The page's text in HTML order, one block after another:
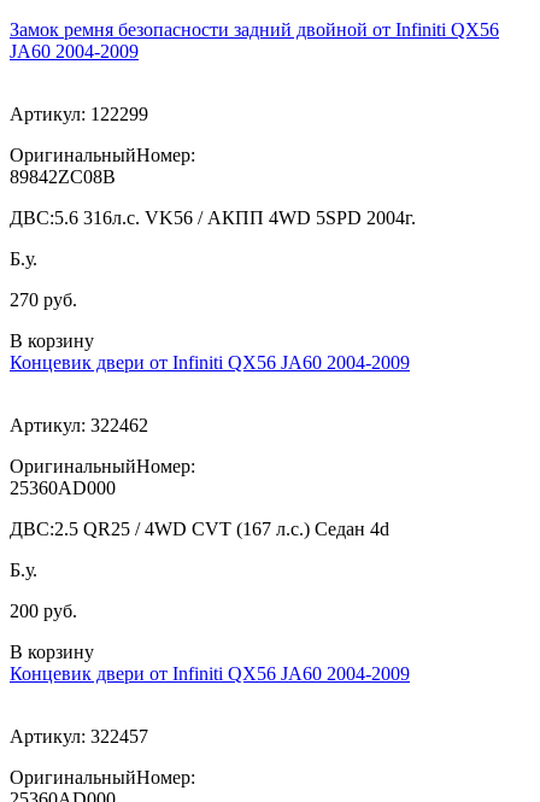
Замок ремня безопасности задний двойной от Infiniti QX56
JA60 2004-2009
Артикул: 122299
ОригинальныйНомер:
89842ZC08B
ДВС:5.6 316л.с. VK56 / АКПП 4WD 5SPD 2004г.
Б.у.
270 руб.
В корзину
Концевик двери от Infiniti QX56 JA60 2004-2009
Артикул: 322462
ОригинальныйНомер:
25360AD000
ДВС:2.5 QR25 / 4WD CVT (167 л.с.) Седан 4d
Б.у.
200 руб.
В корзину
Концевик двери от Infiniti QX56 JA60 2004-2009
Артикул: 322457
ОригинальныйНомер: